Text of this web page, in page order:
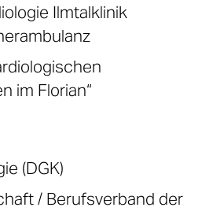
Ilmtalklinik
im Florian“
(DGK)
/ Berufsverband der